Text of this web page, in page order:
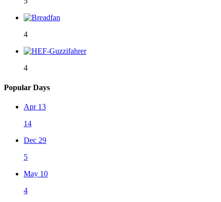
4
4
Popular Days
Apr 13
14
Dec 29
5
May 10
4